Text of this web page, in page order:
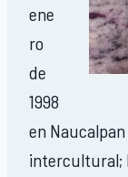
ene
ro
de
1998
en
intercultural;